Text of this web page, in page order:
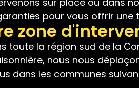
pour vous offrir une
zone
toute la région sud de la
nous nous
dans les communes